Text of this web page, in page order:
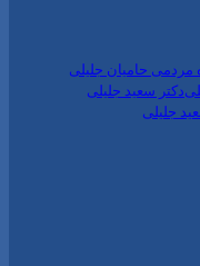
مردمی حامیان جلیلی
دکتر سعید جلیلی
جلیلی